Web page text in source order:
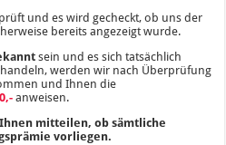
und es wird gecheckt, ob uns der
bereits angezeigt wurde.
sein und es sich tatsächlich
handeln, werden wir nach Überprüfung
und Ihnen die
anweisen.
mitteilen, ob sämtliche
vorliegen.